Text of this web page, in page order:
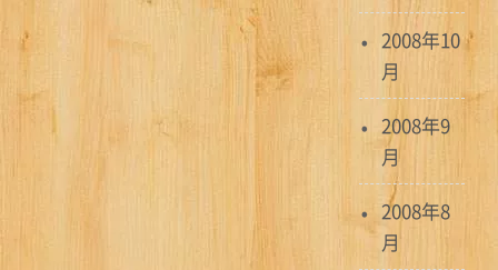
2008年10
月
2008年9
月
2008年8
月